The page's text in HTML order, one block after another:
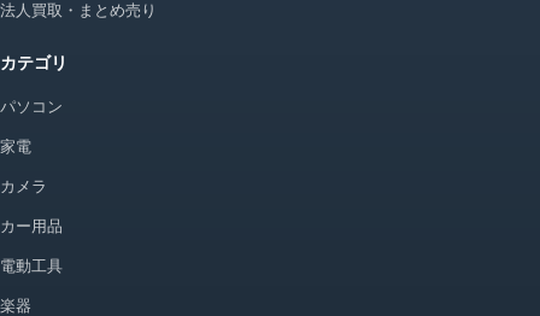
法人買取・まとめ売り
カテゴリ
パソコン
家電
カメラ
カー用品
電動工具
楽器